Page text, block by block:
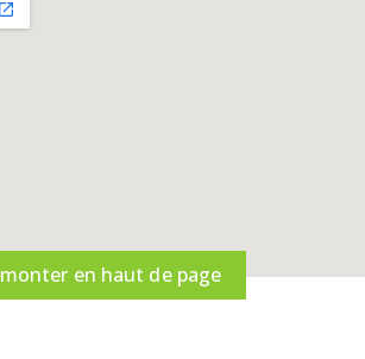
en haut de page